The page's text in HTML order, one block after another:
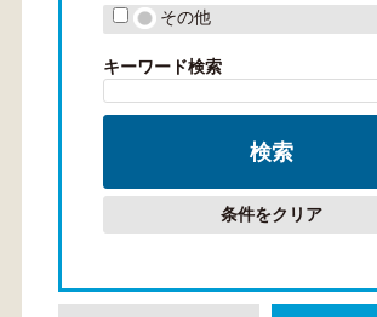
その他
キーワード検索
条件をクリア